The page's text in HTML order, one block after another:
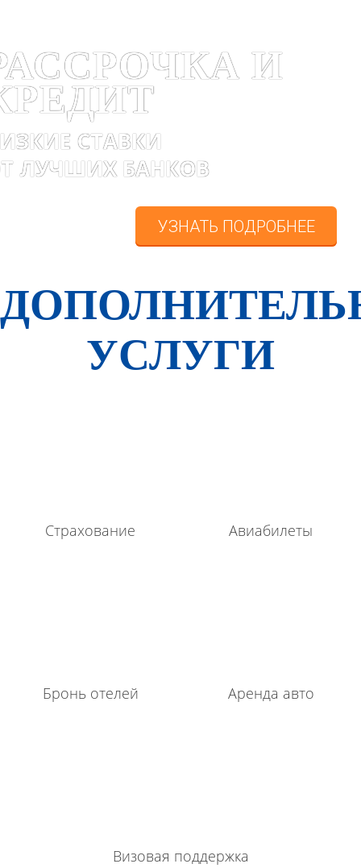
И
СТАВКИ
ЛУЧШИХ БАНКОВ
УЗНАТЬ ПОДРОБНЕЕ
УСЛУГИ
Страхование Авиабилеты
Бронь отелей Аренда авто
Визовая поддержка